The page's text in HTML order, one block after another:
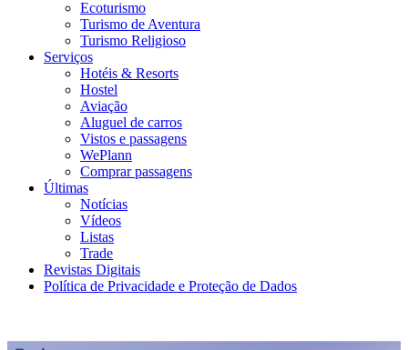
Ecoturismo
Turismo de Aventura
Turismo Religioso
Serviços
Hotéis & Resorts
Hostel
Aviação
Aluguel de carros
Vistos e passagens
WePlann
Comprar passagens
Últimas
Notícias
Vídeos
Listas
Trade
Revistas Digitais
Política de Privacidade e Proteção de Dados